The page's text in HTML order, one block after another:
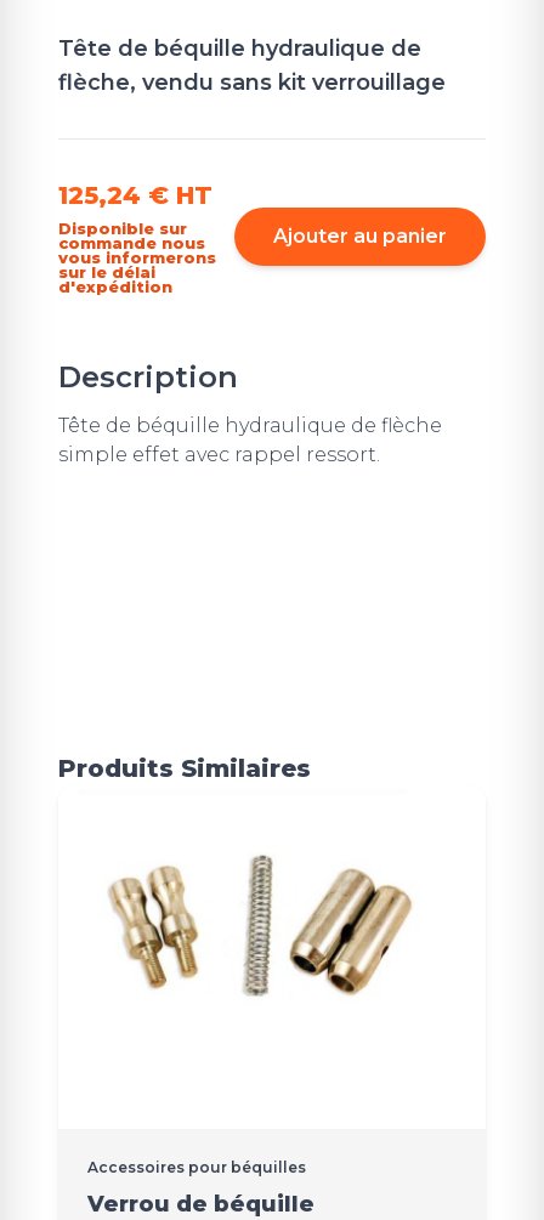
Tête de béquille hydraulique de
flèche, vendu sans kit verrouillage
125,24 € HT
Disponible sur
commande nous
vous informerons
sur le délai
d'expédition
Ajouter au panier
Description
Tête de béquille hydraulique de flèche
simple effet avec rappel ressort.
Produits Similaires
Accessoires pour béquilles
Verrou de béquille